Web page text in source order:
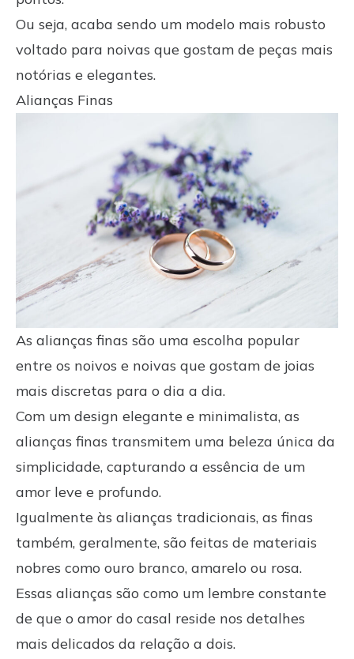
Ou seja, acaba sendo um modelo mais robusto
voltado para noivas que gostam de peças mais
notórias e elegantes.
Alianças Finas
As alianças finas são uma escolha popular
entre os noivos e noivas que gostam de joias
mais discretas para o dia a dia.
Com um design elegante e minimalista, as
alianças finas transmitem uma beleza única da
simplicidade, capturando a essência de um
amor leve e profundo.
Igualmente às alianças tradicionais, as finas
também, geralmente, são feitas de materiais
nobres como ouro branco, amarelo ou rosa.
Essas alianças são como um lembre constante
de que o amor do casal reside nos detalhes
mais delicados da relação a dois.